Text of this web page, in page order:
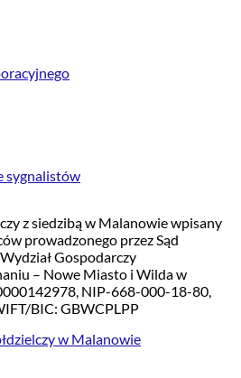
sygnalistów
z siedzibą w Malanowie wpisany
prowadzonego przez Sąd
Gospodarczy
– Nowe Miasto i Wilda w
NIP-668-000-18-80,
BIC: GBWCPLPP
w Malanowie